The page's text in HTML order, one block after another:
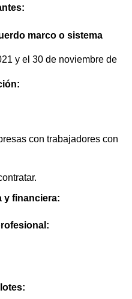
marco o sistema
y el 30 de noviembre de
con trabajadores con
y financiera: